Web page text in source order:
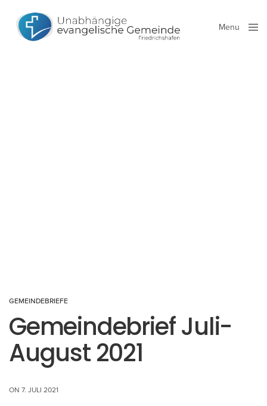
Menu
GEMEINDEBRIEFE
Gemeindebrief Juli-
August 2021
ON 7. JULI 2021